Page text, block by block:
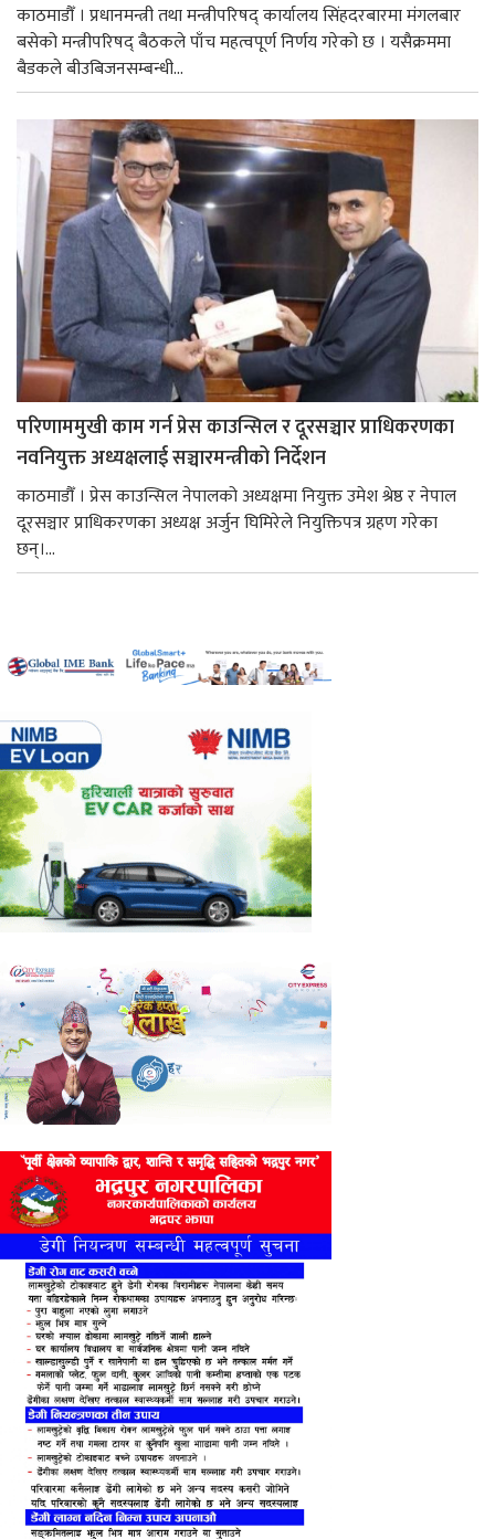
काठमाडौँ । प्रधानमन्त्री तथा मन्त्रीपरिषद् कार्यालय सिंहदरबारमा मंगलबार
बसेको मन्त्रीपरिषद् बैठकले पाँच महत्वपूर्ण निर्णय गरेको छ । यसैक्रममा
बैडकले बीउबिजनसम्बन्धी...
परिणाममुखी काम गर्न प्रेस काउन्सिल र दूरसञ्चार प्राधिकरणका
नवनियुक्त अध्यक्षलाई सञ्चारमन्त्रीको निर्देशन
काठमाडौँ । प्रेस काउन्सिल नेपालको अध्यक्षमा नियुक्त उमेश श्रेष्ठ र नेपाल
दूरसञ्चार प्राधिकरणका अध्यक्ष अर्जुन घिमिरेले नियुक्तिपत्र ग्रहण गरेका
छन्।...